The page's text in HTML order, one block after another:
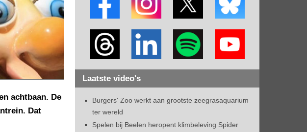
achtbaan. De
Dat
Laatste video's
Burgers' Zoo werkt aan grootste zeegrasaquarium
ter wereld
Spelen bij Beelen heropent klimbeleving Spider